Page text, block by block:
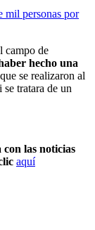
mil personas por
campo de
hecho una
se realizaron al
tratara de un
con las noticias
aquí